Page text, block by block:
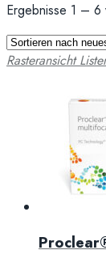
Ergebnisse 1 –
Rasteransicht